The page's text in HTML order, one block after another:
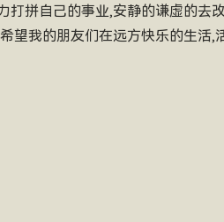
打拼自己的事业,安静的谦虚的去
望我的朋友们在远方快乐的生活,